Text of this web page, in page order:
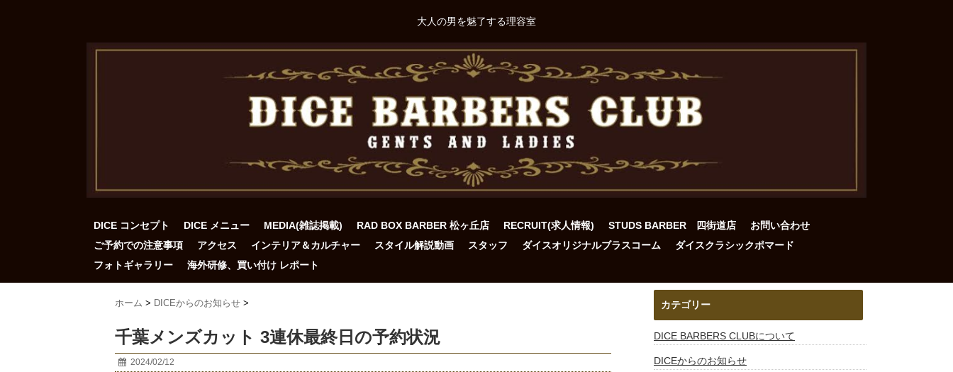
大人の男を魅了する理容室
DICE コンセプト DICE メニュー MEDIA(雑誌掲載) RAD BOX BARBER 松ヶ丘店 RECRUIT(求人情報) STUDS BARBER 四街道店
お問い合わせ
ご予約での注意事項
アクセス インテリア＆カルチャー スタイル解説動画 スタッフ ダイスオリジナルブラスコーム
ダイスクラシックポマード
フォトギャラリー
海外研修、買い付け レポート
ホーム > DICEからのお知らせ >
千葉メンズカット 3連休最終日の予約状況
2024/02/12
カテゴリー
DICE BARBERS CLUBについて
DICEからのお知らせ